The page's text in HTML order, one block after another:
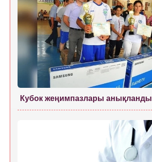
Кубок жеңимпазлары анықланды